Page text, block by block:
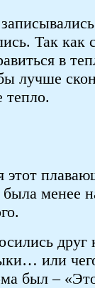
Так как
в
лучше
тепло.
была менее
друг
или
был –